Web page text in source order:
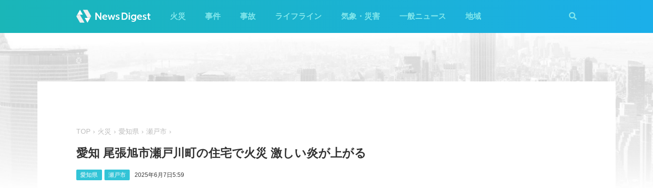
火災 事件 事故 ライフライン 気象・災害 一般ニュース 地域
TOP 火災 愛知県 瀬戸市
愛知 尾張旭市瀬戸川町の住宅で火災 激しい炎が上がる
愛知県 瀬戸市 2025年6月7日5:59